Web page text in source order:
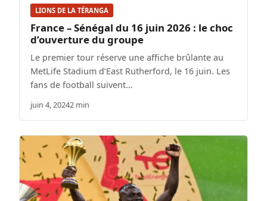
LIONS DE LA TÉRANGA
France – Sénégal du 16 juin 2026 : le choc
d’ouverture du groupe
Le premier tour réserve une affiche brûlante au
MetLife Stadium d’East Rutherford, le 16 juin. Les
fans de football suivent…
juin 4, 20242 min